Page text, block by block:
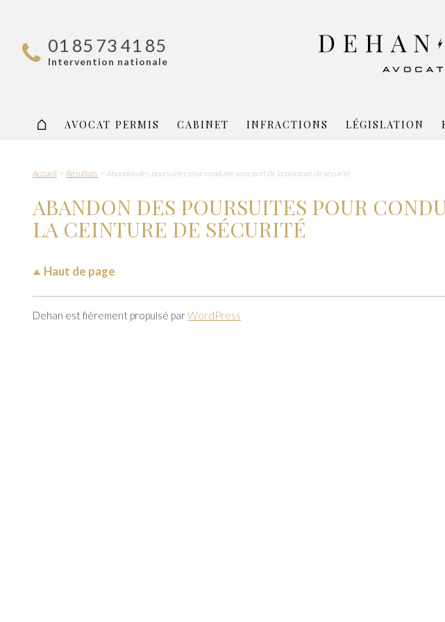
01 85 73 41 85
Intervention nationale
AVOCAT PERMIS CABINET INFRACTIONS LÉGISLATION
Accueil Résultats Abandon des poursuites pour conduite sans port de la ceinture de sécurité
ABANDON DES POURSUITES POUR
LA CEINTURE DE SÉCURITÉ
Haut de page
Dehan est fièrement propulsé parWordPress